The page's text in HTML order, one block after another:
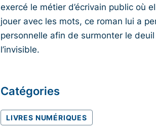
exercé le métier d’écrivain public où
jouer avec les mots, ce roman lui a
personnelle afin de surmonter le
l’invisible.
Catégories
LIVRES NUMÉRIQUES